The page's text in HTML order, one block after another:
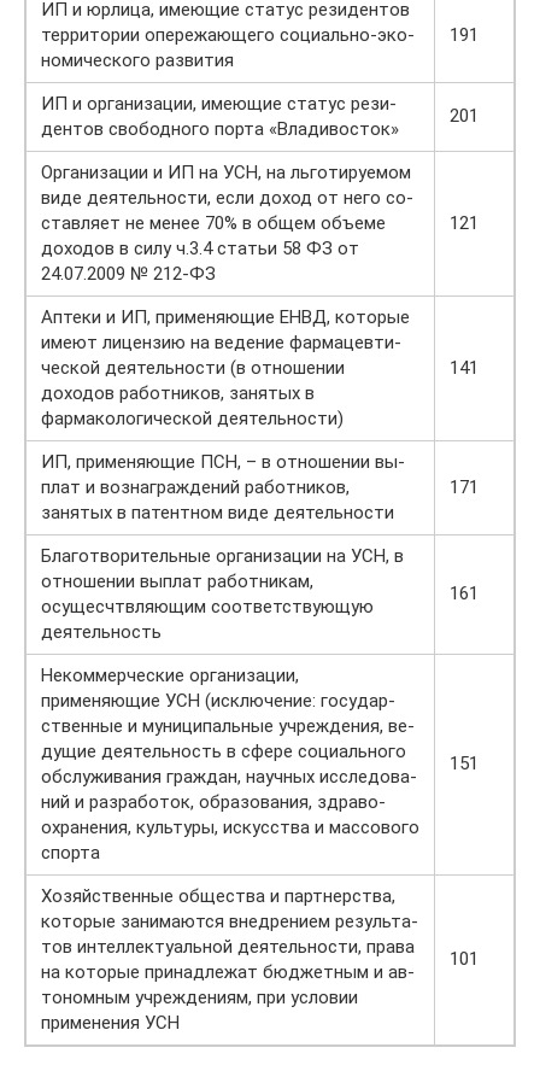
ИП и юрлица, имеющие ста­тус ре­зи­ден­тов
тер­ри­то­рии опе­ре­жа­ю­ще­го со­ци­аль­но-эко­
но­ми­че­ско­го раз­ви­тия
191
ИП и организации, имеющие ста­тус ре­зи­
ден­тов сво­бод­но­го порта «Вла­ди­во­сток»
201
Ор­га­ни­за­ции и ИП на УСН, на льго­ти­ру­е­мом
виде де­я­тель­но­сти, если доход от него со­
став­ля­ет не менее 70% в общем объ­е­ме
до­хо­дов в силу ч.3.4 статьи 58 ФЗ от
24.07.2009 № 212-ФЗ
121
Аптеки и ИП, применяющие ЕНВД, которые
име­ю­т ли­цен­зию на ве­де­ние фар­ма­цев­ти­
че­ской де­я­тель­но­сти (в отношении
доходов работников, занятых в
фармакологической деятельности)
141
ИП, при­ме­ня­ю­щие ПСН, – в от­но­ше­нии вы­
плат и воз­на­граж­де­ний ра­бот­ни­ков,
занятых в па­тент­ном виде де­я­тель­но­сти
171
Благотворительные организации на УСН, в
отношении выплат работникам,
осущесчтвляющим соответствующую
деятельность
161
Некоммерческие организации,
применяющие УСН (исключение: го­су­дар­
ствен­ные и му­ни­ци­паль­ные учре­жде­ния, ве­
ду­щие де­я­тель­ность в сфере со­ци­аль­но­го
об­слу­жи­ва­ния граж­дан, на­уч­ных ис­сле­до­ва­
ний и раз­ра­бо­ток, об­ра­зо­ва­ния, здра­во­
охра­не­ния, куль­ту­ры, ис­кус­ства и мас­со­во­го
спор­та
151
Хо­зяй­ствен­ные об­ще­ства и парт­нер­ства,
ко­то­рые за­ни­ма­ют­ся внед­ре­ни­ем ре­зуль­та­
тов ин­тел­лек­ту­аль­ной де­я­тель­но­сти, права
на ко­то­рые при­над­ле­жат бюд­жет­ным и ав­
то­ном­ным учреждениям, при условии
применения УСН
101